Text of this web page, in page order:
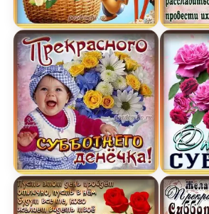
Картинка прекрасной
Открытка приятного